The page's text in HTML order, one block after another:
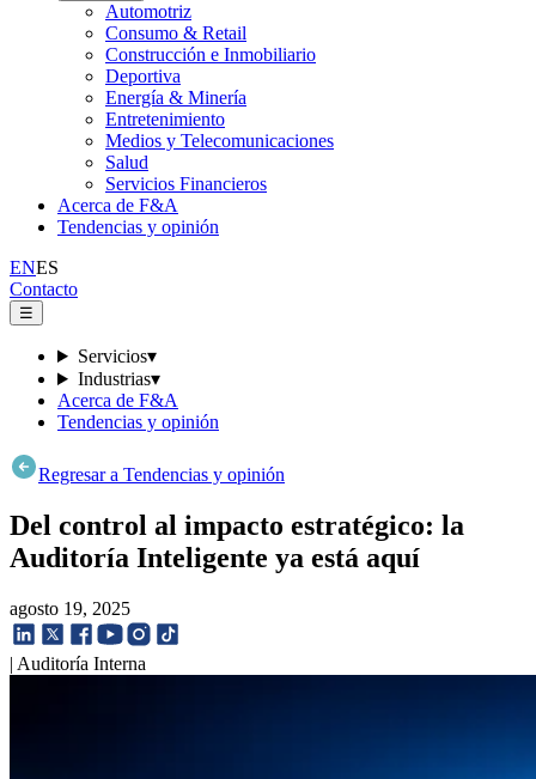
Automotriz
Consumo & Retail
Construcción e Inmobiliario
Deportiva
Energía & Minería
Entretenimiento
Medios y Telecomunicaciones
Salud
Servicios Financieros
Acerca de F&A
Tendencias y opinión
ENES
Contacto
☰
Servicios▾
Industrias▾
Acerca de F&A
Tendencias y opinión
Regresar a Tendencias y opinión
Del control al impacto estratégico: la
Auditoría Inteligente ya está aquí
agosto 19, 2025
| Auditoría Interna